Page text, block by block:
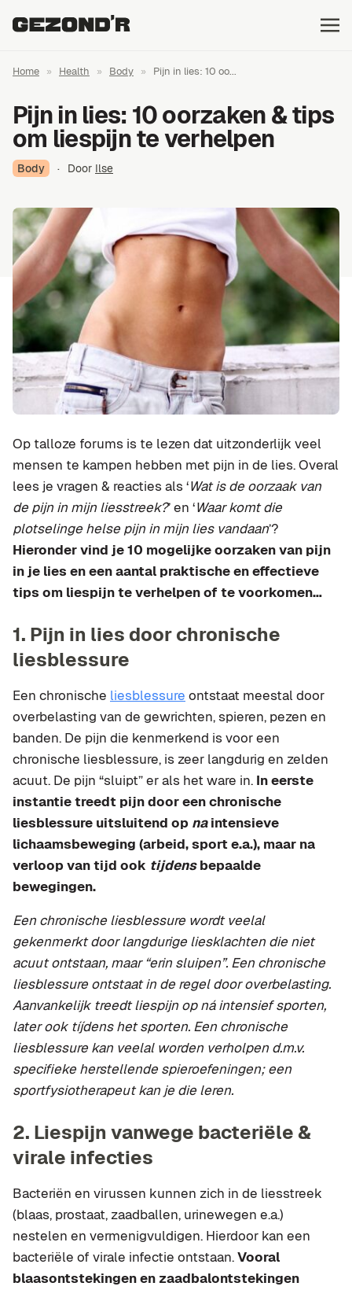
Home » Health » Body » Pijn in lies: 10 oo...
Pijn in lies: 10 oorzaken & tips
om liespijn te verhelpen
Body · Door Ilse
Op talloze forums is te lezen dat uitzonderlijk veel
mensen te kampen hebben met pijn in de lies. Overal
lees je vragen & reacties als ‘Wat is de oorzaak van
de pijn in mijn liesstreek?’ en ‘Waar komt die
plotselinge helse pijn in mijn lies vandaan’?
Hieronder vind je 10 mogelijke oorzaken van pijn
in je lies en een aantal praktische en effectieve
tips om liespijn te verhelpen of te voorkomen…
1. Pijn in lies door chronische
liesblessure
Een chronische liesblessure ontstaat meestal door
overbelasting van de gewrichten, spieren, pezen en
banden. De pijn die kenmerkend is voor een
chronische liesblessure, is zeer langdurig en zelden
acuut. De pijn “sluipt” er als het ware in. In eerste
instantie treedt pijn door een chronische
liesblessure uitsluitend op naintensieve
lichaamsbeweging (arbeid, sport e.a.), maar na
verloop van tijd ook tijdensbepaalde
bewegingen.
Een chronische liesblessure wordt veelal
gekenmerkt door langdurige liesklachten die niet
acuut ontstaan, maar “erin sluipen”. Een chronische
liesblessure ontstaat in de regel door overbelasting.
Aanvankelijk treedt liespijn op ná intensief sporten,
later ook tíjdens het sporten. Een chronische
liesblessure kan veelal worden verholpen d.m.v.
specifieke herstellende spieroefeningen; een
sportfysiotherapeut kan je die leren.
2. Liespijn vanwege bacteriële &
virale infecties
Bacteriën en virussen kunnen zich in de liesstreek
(blaas, prostaat, zaadballen, urinewegen e.a.)
nestelen en vermenigvuldigen. Hierdoor kan een
bacteriële of virale infectie ontstaan.Vooral
blaasontstekingen en zaadbalontstekingen